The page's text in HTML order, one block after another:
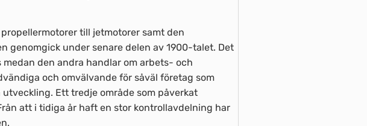
till jetmotorer samt den
genomgick under senare delen av 1900-talet. Det
den andra handlar om arbets- och
och omvälvande för såväl företag som
Ett tredje område som påverkat
att i tidiga år haft en stor kontrollavdelning har